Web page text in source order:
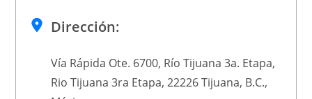
Dirección:
Vía Rápida Ote. 6700, Río Tijuana 3a. Etapa,
Rio Tijuana 3ra Etapa, 22226 Tijuana, B.C.,